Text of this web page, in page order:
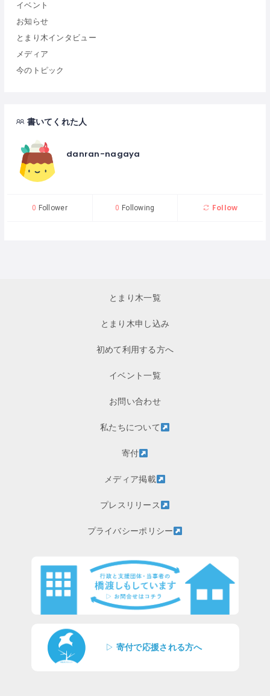
イベント
お知らせ
とまり木インタビュー
メディア
今のトピック
書いてくれた人
danran-nagaya
0 Follower 0 Following Follow
とまり木一覧
とまり木申し込み
初めて利用する方へ
イベント一覧
お問い合わせ
私たちについて
寄付
メディア掲載
プレスリリース
プライバシーポリシー
▷ 寄付で応援される方へ